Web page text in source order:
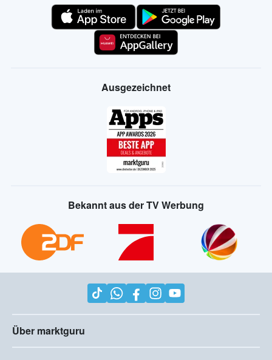
Ausgezeichnet
Bekannt aus der TV Werbung
Über marktguru